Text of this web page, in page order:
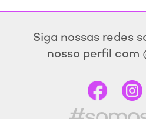
Siga nossas redes
nosso perfil com